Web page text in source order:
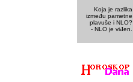
Koja je razlika
između pametne
plavuše i NLO?
- NLO je viđen.